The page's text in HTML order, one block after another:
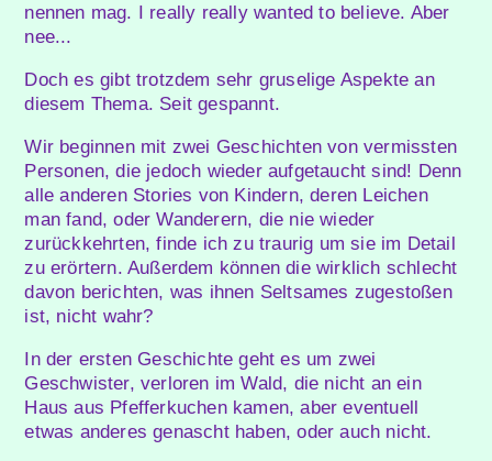
nennen mag. I really really wanted to believe. Aber
nee...
Doch es gibt trotzdem sehr gruselige Aspekte an
diesem Thema. Seit gespannt.
Wir beginnen mit zwei Geschichten von vermissten
Personen, die jedoch wieder aufgetaucht sind! Denn
alle anderen Stories von Kindern, deren Leichen
man fand, oder Wanderern, die nie wieder
zurückkehrten, finde ich zu traurig um sie im Detail
zu erörtern. Außerdem können die wirklich schlecht
davon berichten, was ihnen Seltsames zugestoßen
ist, nicht wahr?
In der ersten Geschichte geht es um zwei
Geschwister, verloren im Wald, die nicht an ein
Haus aus Pfefferkuchen kamen, aber eventuell
etwas anderes genascht haben, oder auch nicht.